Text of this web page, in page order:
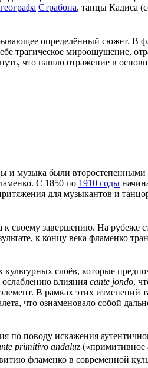
географа Страбона, танцы Кадиса
определённый сюжет. В
трагическое мироощущение,
что нашло отражение в
и музыка были
С 1850 по 1910 годы
для музыкантов и
своему завершению. На рубеже
к концу века фламенко
слоёв, которые
влияния cante jondo,
элемент. В рамках этих изменений
что ознаменовало собой
по поводу искажения
primitivo andaluz («примитивное
фламенко в современной